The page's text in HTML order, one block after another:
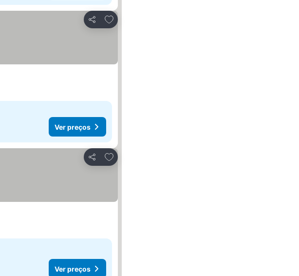
Partilhar
Adicionar aos favoritos
Ver preços
Partilhar
Adicionar aos favoritos
Ver preços